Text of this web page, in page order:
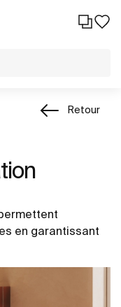
Retour
en garantissant